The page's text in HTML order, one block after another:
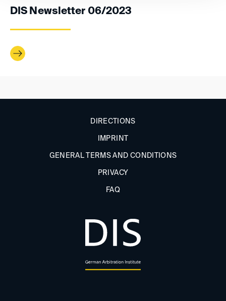
DIS Newsletter 06/2023
DIRECTIONS
IMPRINT
GENERAL TERMS AND CONDITIONS
PRIVACY
FAQ